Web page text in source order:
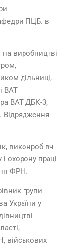
ПЦБ. в
на виробництві
дільниці,
ВАТ
ВАТ ДБК-3,
Відрядження
виконроб вч
охорону праці
ФРН.
групи
України у
військових